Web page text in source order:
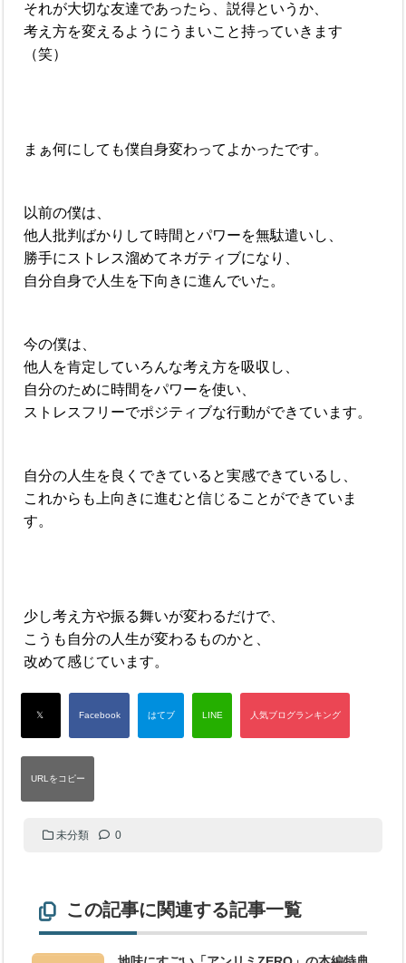
それが大切な友達であったら、説得というか、
考え方を変えるようにうまいこと持っていきます
（笑）
まぁ何にしても僕自身変わってよかったです。
以前の僕は、
他人批判ばかりして時間とパワーを無駄遣いし、
勝手にストレス溜めてネガティブになり、
自分自身で人生を下向きに進んでいた。
今の僕は、
他人を肯定していろんな考え方を吸収し、
自分のために時間をパワーを使い、
ストレスフリーでポジティブな行動ができています。
自分の人生を良くできていると実感できているし、
これからも上向きに進むと信じることができていま
す。
少し考え方や振る舞いが変わるだけで、
こうも自分の人生が変わるものかと、
改めて感じています。
未分類 0
この記事に関連する記事一覧